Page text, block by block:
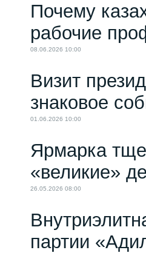
оружие приносящих
Почему
рабочие
08.06.2026 10:00
Визит
знаковое
01.06.2026 10:00
Ярмарка
«великие»
26.05.2026 08:00
партии